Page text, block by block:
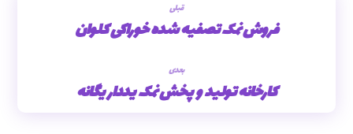
قبلی
فروش نمک تصفیه شده خوراکی کلوان
بعدی
کارخانه تولید و پخش نمک یددار یگانه